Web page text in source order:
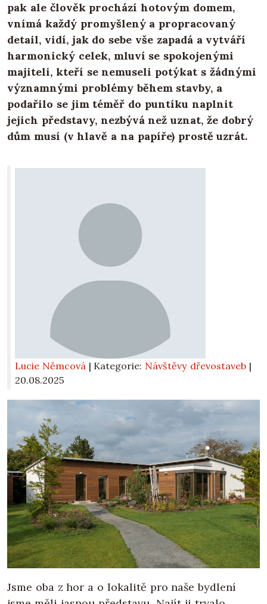
pak ale člověk prochází hotovým domem,
vnímá každý promyšlený a propracovaný
detail, vidí, jak do sebe vše zapadá a vytváří
harmonický celek, mluví se spokojenými
majiteli, kteří se nemuseli potýkat s žádnými
významnými problémy během stavby, a
podařilo se jim téměř do puntíku naplnit
jejich představy, nezbývá než uznat, že dobrý
dům musí (v hlavě a na papíře) prostě uzrát.
Lucie Němcová | Kategorie: Návštěvy dřevostaveb |
20.08.2025
Jsme oba z hor a o lokalitě pro naše bydlení